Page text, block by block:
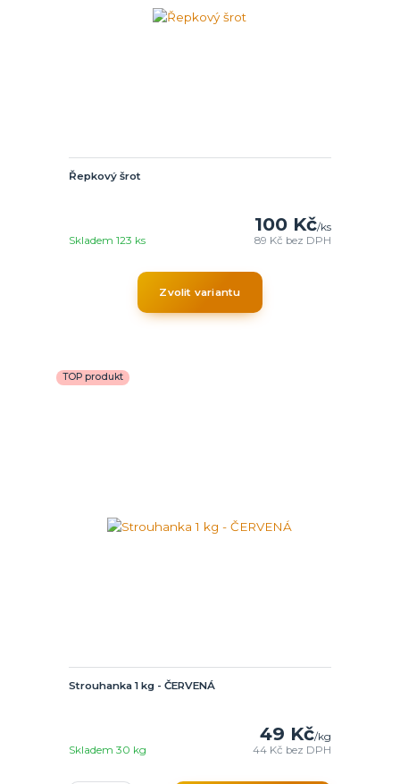
Řepkový šrot
100 Kč/ks
89 Kč bez DPH
Skladem 123 ks
Zvolit variantu
TOP produkt
Strouhanka 1 kg - ČERVENÁ
49 Kč/kg
44 Kč bez DPH
Skladem 30 kg